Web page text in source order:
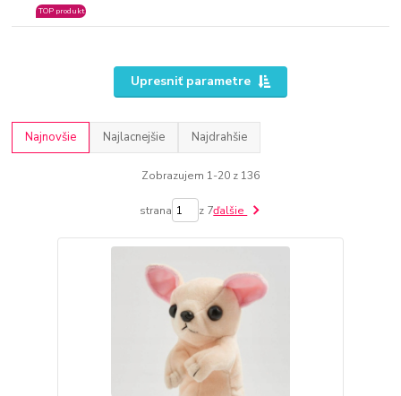
TOP produkt
Upresniť parametre
Najnovšie Najlacnejšie Najdrahšie
Zobrazujem 1-20 z 136
strana z 7ďalšie